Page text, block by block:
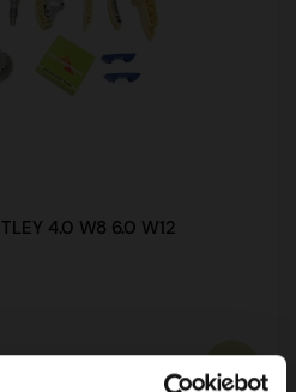
4.0 W8 6.0 W12